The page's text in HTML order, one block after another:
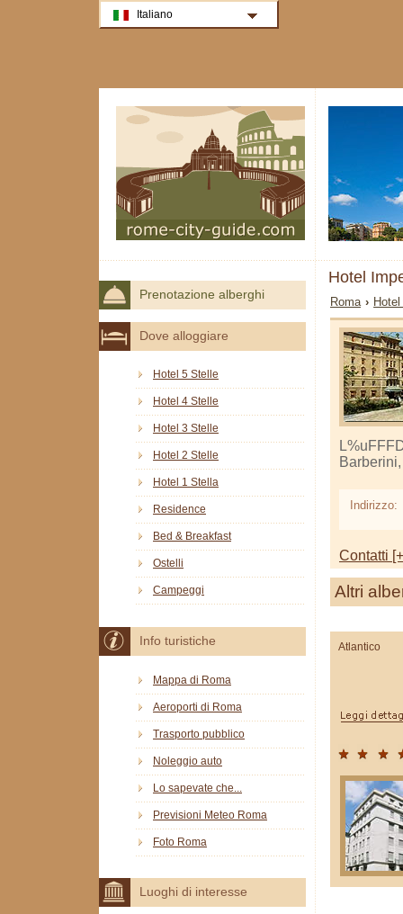
Hotel
Roma ›
Indirizzo:
Contatti
Altri
Atlantico
Prenotazione alberghi
Dove alloggiare
Hotel 5 Stelle
Hotel 4 Stelle
Hotel 3 Stelle
Hotel 2 Stelle
Hotel 1 Stella
Residence
Bed & Breakfast
Ostelli
Campeggi
Info turistiche
Mappa di Roma
Aeroporti di Roma
Trasporto pubblico
Noleggio auto
Lo sapevate che...
Previsioni Meteo Roma
Foto Roma
Luoghi di interesse
Italiano